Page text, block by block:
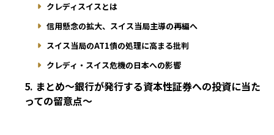
クレディスイスとは
信用懸念の拡大、スイス当局主導の再編へ
スイス当局のAT1債の処理に高まる批判
クレディ・スイス危機の日本への影響
5. まとめ〜銀行が発行する資本性証券への投資に当た
っての留意点〜